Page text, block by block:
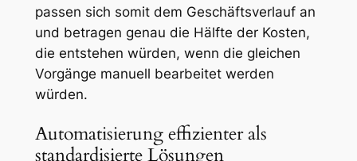
passen sich somit dem Geschäftsverlauf an
und betragen genau die Hälfte der Kosten,
die entstehen würden, wenn die gleichen
Vorgänge manuell bearbeitet werden
würden.
Automatisierung effizienter als
standardisierte Lösungen